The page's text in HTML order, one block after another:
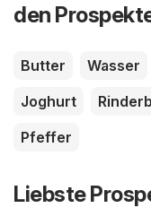
den
Butter Wasser
Joghurt
Pfeffer
Liebste